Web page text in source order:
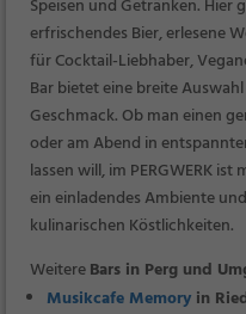
Speisen und Getränken. Hier
erfrischendes Bier, erlesene
für Cocktail-Liebhaber,
Bar bietet eine breite
Geschmack. Ob man einen
oder am Abend in
lassen will, im PERGWERK
ein einladendes Ambiente
kulinarischen Köstlichkeiten.
WeitereBars in Perg und
Musikcafe Memory in